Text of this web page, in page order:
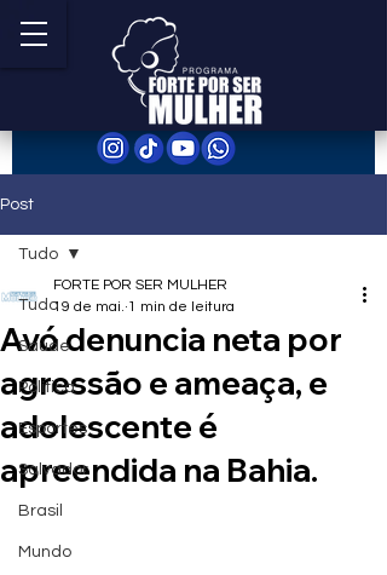
Post
Tudo
Saúde
Política
Esportes
Salvador
Brasil
Mundo
Tudo
Avó denuncia neta por
agressão e ameaça, e
adolescente é
apreendida na Bahia.
FORTE POR SER MULHER
19 de mai. 1 min de leitura